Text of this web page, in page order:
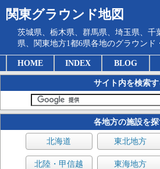
関東グラウンド地図
茨城県、栃木県、群馬県、埼玉県、千
県、関東地方1都6県各地のグラウンド
HOME INDEX BLOG
サイト内を検索す
各地方の施設を
北海道 東北地方
北陸・甲信越 東海地方